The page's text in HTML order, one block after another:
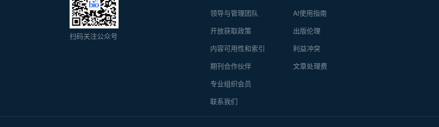
AI使用指南
出版伦理
利益冲突
文章处理费
领导与管理团队
开放获取政策
内容可用性和索引
期刊合作伙伴
专业组织会员
联系我们
扫码关注公众号